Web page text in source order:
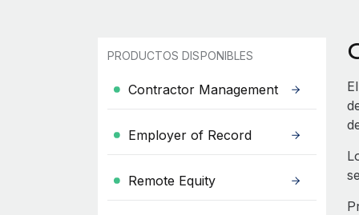
PRODUCTOS DISPONIBLES
Contractor Management
Employer of Record
Remote Equity